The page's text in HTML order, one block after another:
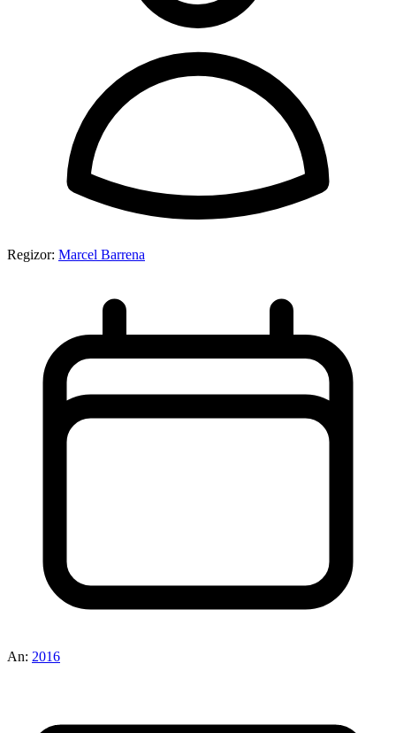
Regizor: Marcel Barrena
An: 2016